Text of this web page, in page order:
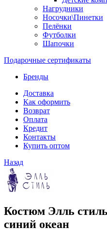
Нагрудники
Носочки\Пинетки
Пелёнки
Футболки
Шапочки
Подарочные сертификаты
Бренды
Доставка
Как оформить
Возврат
Оплата
Кредит
Контакты
Купить оптом
Назад
Костюм Элль стиль
синий океан